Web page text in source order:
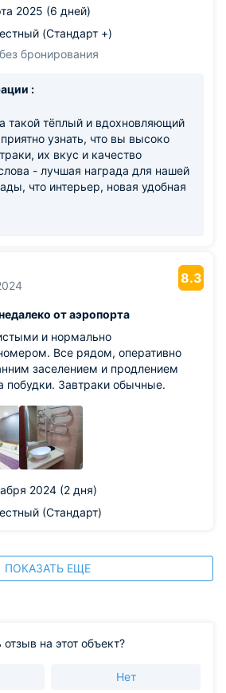
2025 (6 дней)
(Cтандарт +)
бронирования
:
такой тёплый и вдохновляющий
узнать, что вы высоко
их вкус и качество
- лучшая награда для нашей
что интерьер, новая удобная
впечатление. Мы старались
коллективе - искренняя забота
важна для нас! Оценка
рубля» мотивирует
ещё лучше. Будем рады видеть
за новым положительным
команда отеля "Байкал-
8.3
от аэропорта
и нормально
Все рядом, оперативно
заселением и продлением
побудки. Завтраки обычные.
2024 (2 дня)
(Стандарт)
ПОКАЗАТЬ ЕЩЕ
на этот объект?
Нет